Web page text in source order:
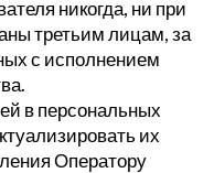
никогда, ни при
третьим лицам, за
с исполнением
в персональных
их
Оператору